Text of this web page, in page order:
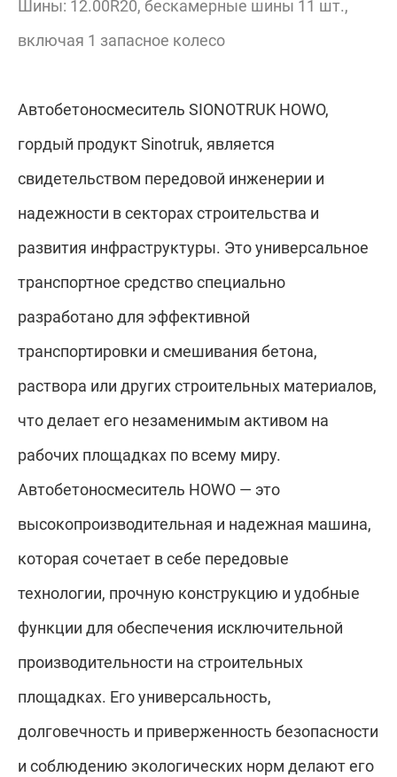
Шины: 12.00R20, бескамерные шины 11 шт.,
включая 1 запасное колесо
Автобетоносмеситель SIONOTRUK HOWO,
гордый продукт Sinotruk, является
свидетельством передовой инженерии и
надежности в секторах строительства и
развития инфраструктуры. Это универсальное
транспортное средство специально
разработано для эффективной
транспортировки и смешивания бетона,
раствора или других строительных материалов,
что делает его незаменимым активом на
рабочих площадках по всему миру.
Автобетоносмеситель HOWO — это
высокопроизводительная и надежная машина,
которая сочетает в себе передовые
технологии, прочную конструкцию и удобные
функции для обеспечения исключительной
производительности на строительных
площадках. Его универсальность,
долговечность и приверженность безопасности
и соблюдению экологических норм делают его